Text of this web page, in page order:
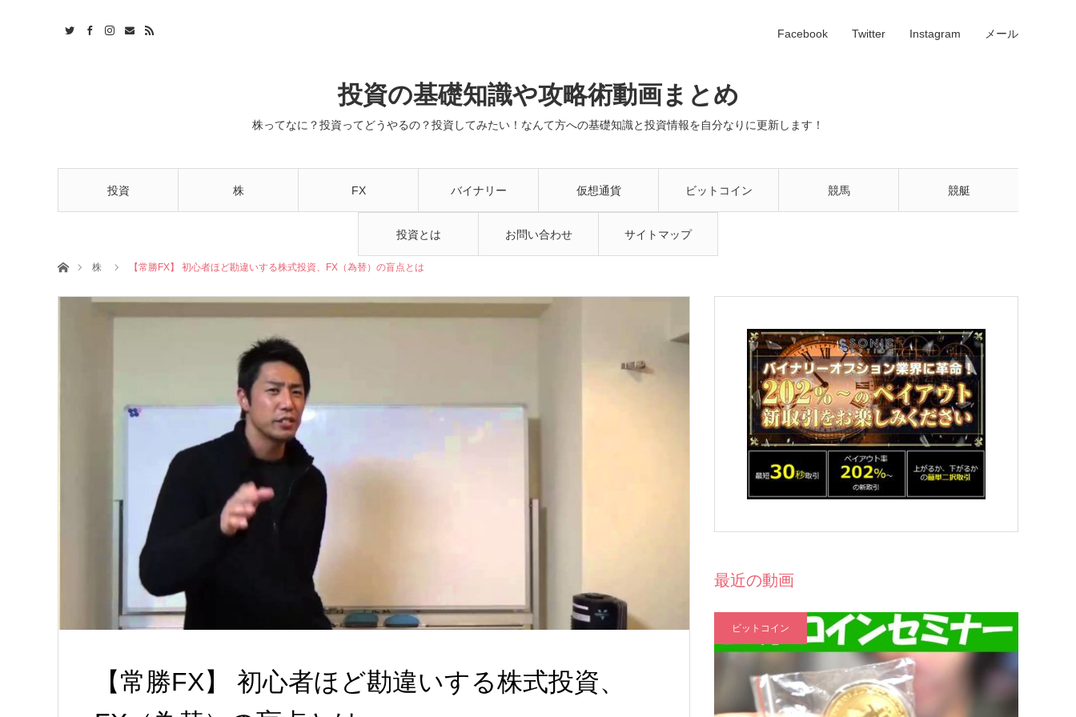
投資の基礎知識や攻略術動画まとめ
株ってなに？投資ってどうやるの？投資してみたい！なんて方への基礎知識と投資情報を自分なりに更新します！
投資 株 FX バイナリー 仮想通貨 ビットコイン 競馬 競艇
投資とは お問い合わせ サイトマップ
Facebook Twitter Instagram メール
ホーム株 【常勝FX】 初心者ほど勘違いする株式投資、FX（為替）の盲点とは
【常勝FX】 初心者ほど勘違いする株式投資、
最近の動画
ビットコイン